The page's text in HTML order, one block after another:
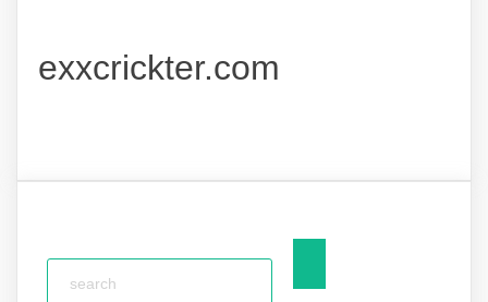
exxcrickter.com